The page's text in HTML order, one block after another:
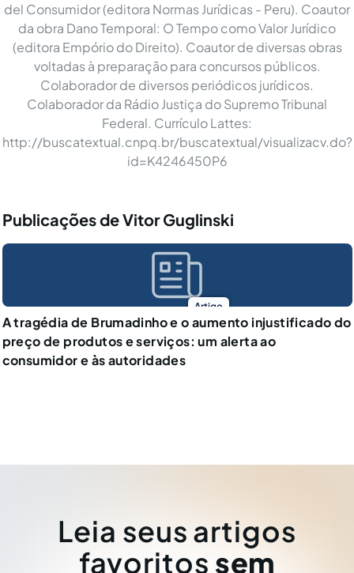
del Consumidor (editora Normas Jurídicas - Peru). Coautor
da obra Dano Temporal: O Tempo como Valor Jurídico
(editora Empório do Direito). Coautor de diversas obras
voltadas à preparação para concursos públicos.
Colaborador de diversos periódicos jurídicos.
Colaborador da Rádio Justiça do Supremo Tribunal
Federal. Currículo Lattes:
http://buscatextual.cnpq.br/buscatextual/visualizacv.do?
id=K4246450P6
Publicações de Vitor Guglinski
Artigo
A tragédia de Brumadinho e o aumento injustificado do
preço de produtos e serviços: um alerta ao
consumidor e às autoridades
Leia seus artigos
favoritos sem